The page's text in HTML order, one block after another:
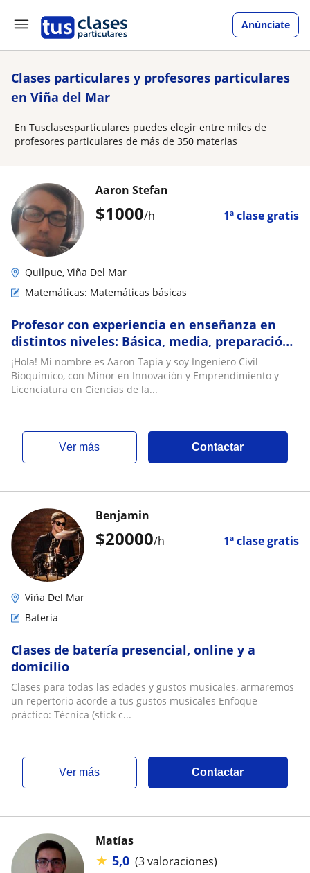
Anúnciate
Clases particulares y profesores particulares
en Viña del Mar
En Tusclasesparticulares puedes elegir entre miles de
profesores particulares de más de 350 materias
$1000/h 1ª clase gratis
Aaron Stefan
Quilpue, Viña Del Mar
Matemáticas: Matemáticas básicas
Profesor con experiencia en enseñanza en
distintos niveles: Básica, media, preparación
PAES, Ingeniería nivel universitario
¡Hola! Mi nombre es Aaron Tapia y soy Ingeniero Civil
Bioquímico, con Minor en Innovación y Emprendimiento y
Licenciatura en Ciencias de la...
ver más Contactar
$20000/h 1ª clase gratis
Benjamin
Viña Del Mar
Bateria
Clases de batería presencial, online y a
domicilio
Clases para todas las edades y gustos musicales, armaremos
un repertorio acorde a tus gustos musicales Enfoque
práctico: Técnica (stick c...
ver más Contactar
Matías
★ 5,0 (3 valoraciones)